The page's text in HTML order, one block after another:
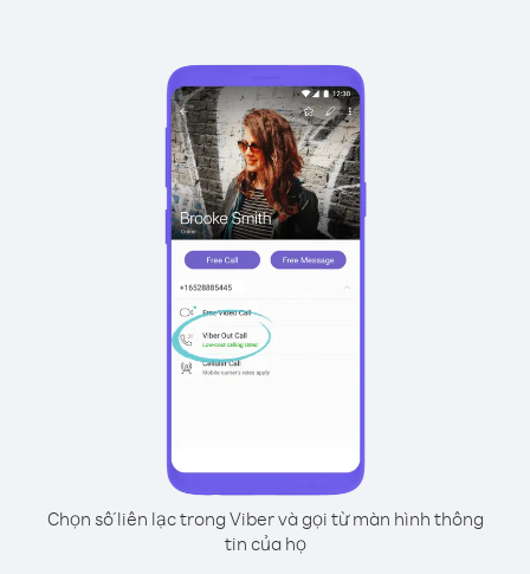
Chọn số liên lạc trong Viber và gọi từ màn hình thông
tin của họ